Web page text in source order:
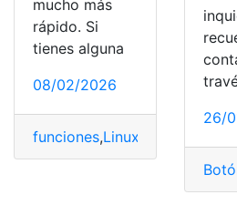
mucho más
rápido. Si
tienes alguna
08/02/2026
funciones,Linux
26/